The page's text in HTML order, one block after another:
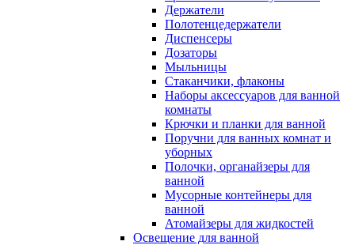
Держатели
Полотенцедержатели
Диспенсеры
Дозаторы
Мыльницы
Стаканчики, флаконы
Наборы аксессуаров для ванной
комнаты
Крючки и планки для ванной
Поручни для ванных комнат и
уборных
Полочки, органайзеры для
ванной
Мусорные контейнеры для
ванной
Атомайзеры для жидкостей
Освещение для ванной